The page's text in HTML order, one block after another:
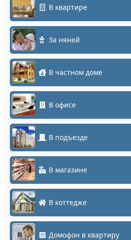
В квартире
За няней
В частном доме
В офисе
В подъезде
В магазине
В коттедже
Домофон в квартиру